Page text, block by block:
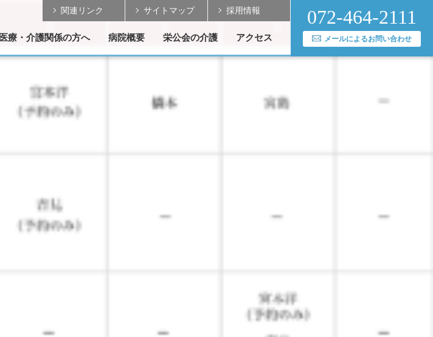
医療・介護関係の方へ 病院概要 栄公会の介護 アクセス
採用情報
サイトマップ
関連リンク 072-464-2111
メールによるお問い合わせ